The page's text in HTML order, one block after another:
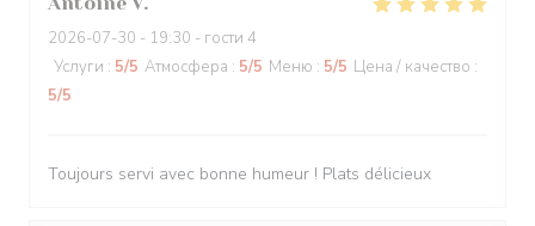
2026-07-30 - 19:30 - гости 4
Услуги : 5/5 Атмосфера : 5/5 Меню : 5/5 Цена / качество :
5/5
Toujours servi avec bonne humeur ! Plats délicieux